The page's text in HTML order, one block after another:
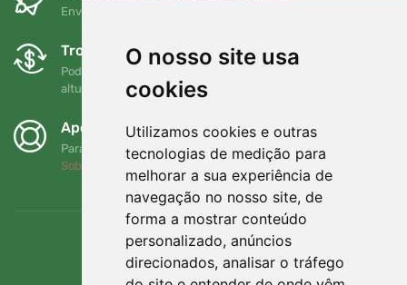
O nosso site usa
cookies
Utilizamos cookies e outras
tecnologias de medição para
melhorar a sua experiência de
navegação no nosso site, de
forma a mostrar conteúdo
personalizado, anúncios
direcionados, analisar o tráfego
Envio gratuito para encomendas superiores a 80 EUR
Trocas e devoluções gratuitas
Pode devolver ou trocar a sua encomenda em qualquer
altura no prazo de 90 dias
Apoiamos a Trees.org
Para cada encomenda plantamos uma árvore! Leia mais
Sobre nós